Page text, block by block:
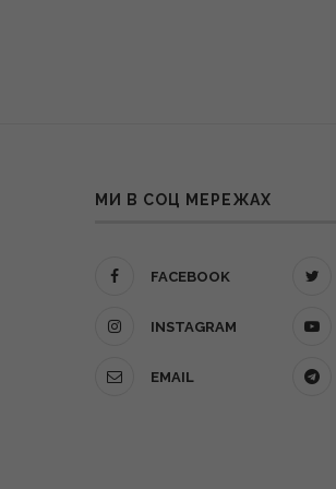
МИ В СОЦ МЕРЕЖАХ
FACEBOOK
INSTAGRAM
EMAIL